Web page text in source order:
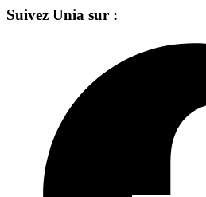
Suivez Unia sur :